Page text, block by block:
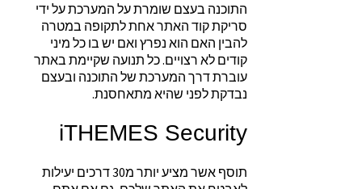
התוכנה בעצם שומרת על המערכת על ידי
סריקת קוד האתר אחת לתקופה במטרה
להבין האם הוא נפרץ ואם יש בו כל מיני
קודים לא רצויים. כל תנועה שקיימת באתר
עוברת דרך המערכת של התוכנה ובעצם
נבדקת לפני שהיא מתאחסנת.
iTHEMES Security
תוסף אשר מציע יותר מ30 דרכים יעילות